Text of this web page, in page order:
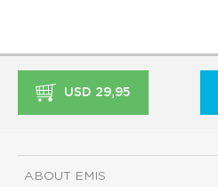
USD 29,95
ABOUT EMIS